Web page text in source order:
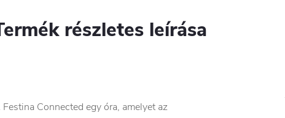
részletes leírása
Connected egy óra, amelyet az